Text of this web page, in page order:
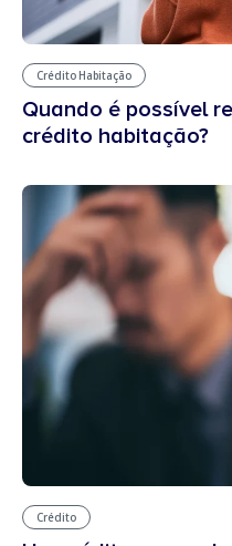
Crédito Habitação
Quando é possível
crédito habitação?
Crédito